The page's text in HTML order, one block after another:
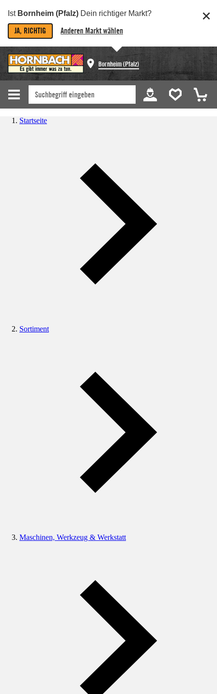
Ist Bornheim (Pfalz) Dein richtiger Markt?
JA, RICHTIG Anderen Markt wählen
Bornheim (Pfalz)
Startseite
Sortiment
Maschinen, Werkzeug & Werkstatt